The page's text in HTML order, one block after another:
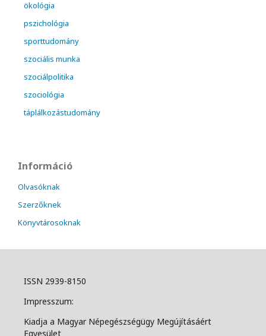
ökológia
pszichológia
sporttudomány
szociális munka
szociálpolitika
szociológia
táplálkozástudomány
Információ
Olvasóknak
Szerzőknek
Könyvtárosoknak
ISSN 2939-8150
Impresszum:
Kiadja a Magyar Népegészségügy Megújításáért
Egyesület